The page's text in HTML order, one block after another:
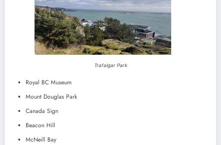
Trafalgar Park
Royal BC Museum
Mount Douglas Park
Canada Sign
Beacon Hill
McNeill Bay